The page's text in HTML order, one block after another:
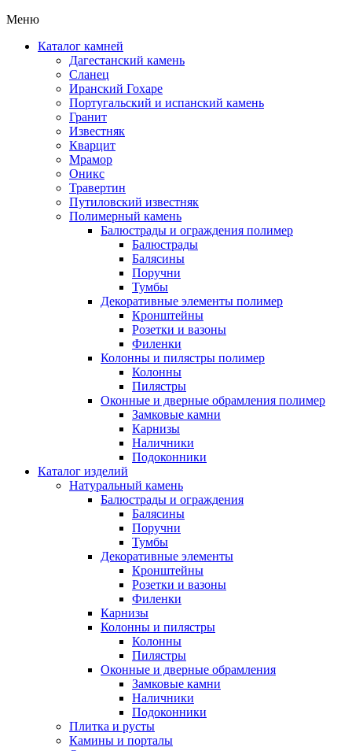
Меню
Каталог камней
Дагестанский камень
Сланец
Иранский Гохаре
Португальский и испанский камень
Гранит
Известняк
Кварцит
Мрамор
Оникс
Травертин
Путиловский известняк
Полимерный камень
Балюстрады и ограждения полимер
Балюстрады
Балясины
Поручни
Тумбы
Декоративные элементы полимер
Кронштейны
Розетки и вазоны
Филенки
Колонны и пилястры полимер
Колонны
Пилястры
Оконные и дверные обрамления полимер
Замковые камни
Карнизы
Наличники
Подоконники
Каталог изделий
Натуральный камень
Балюстрады и ограждения
Балясины
Поручни
Тумбы
Декоративные элементы
Кронштейны
Розетки и вазоны
Филенки
Карнизы
Колонны и пилястры
Колонны
Пилястры
Оконные и дверные обрамления
Замковые камни
Наличники
Подоконники
Плитка и русты
Камины и порталы